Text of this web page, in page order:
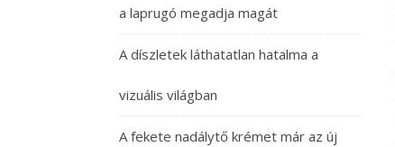
a laprugó megadja magát
A díszletek láthatatlan hatalma a
vizuális világban
A fekete nadálytő krémet már az új